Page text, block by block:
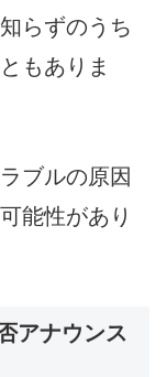
らずのうち
もありま
ブルの原因
能性があり
アナウンス